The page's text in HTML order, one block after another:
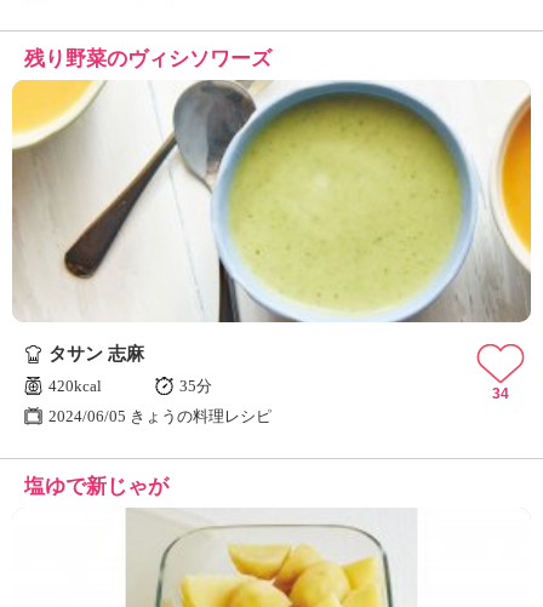
残り野菜のヴィシソワーズ
タサン 志麻
420kcal
35分
2024/06/05 きょうの料理レシピ
34
塩ゆで新じゃが